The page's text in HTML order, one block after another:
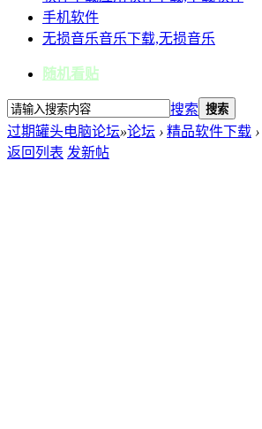
手机软件
无损音乐音乐下载,无损音乐
随机看贴
搜索 搜索
过期罐头电脑论坛»论坛 › 精品软件下载 ›
返回列表 发新帖